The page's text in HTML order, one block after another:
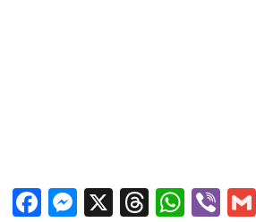
Facebook
Messenger
X Threads